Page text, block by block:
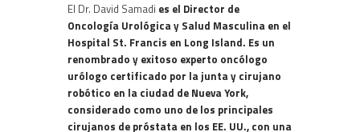
El Dr. David Samadi es el Director de
Oncología Urológica y Salud Masculina en el
Hospital St. Francis en Long Island. Es un
renombrado y exitoso experto oncólogo
urólogo certificado por la junta y cirujano
robótico en la ciudad de Nueva York,
considerado como uno de los principales
cirujanos de próstata en los EE. UU., con una